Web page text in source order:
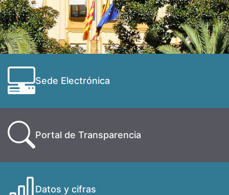
Sede Electrónica
Portal de Transparencia
Datos y cifras